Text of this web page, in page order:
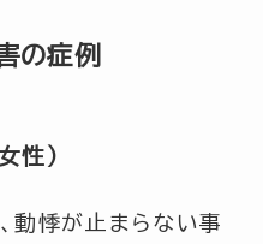
の症例
）
動悸が止まらない事